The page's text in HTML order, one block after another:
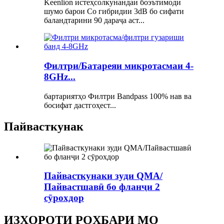
Keenlion истеҳсолкунандаи боэътимоди
шумо барои Co гибридии 3dB бо сифати
баландтарини 90 дараҷа аст...
Филтри/Батареяи микротасмаи 4-
8GHz...
бартариятҳо Филтри Bandpass 100% нав ва
босифат дастгоҳест...
Пайвасткунак
Пайвасткунаки зуди QMA/
Пайвастшавӣ бо фланҷи 2
сӯрохдор
ИЗҲОРОТИ РОҲБАРИ МО